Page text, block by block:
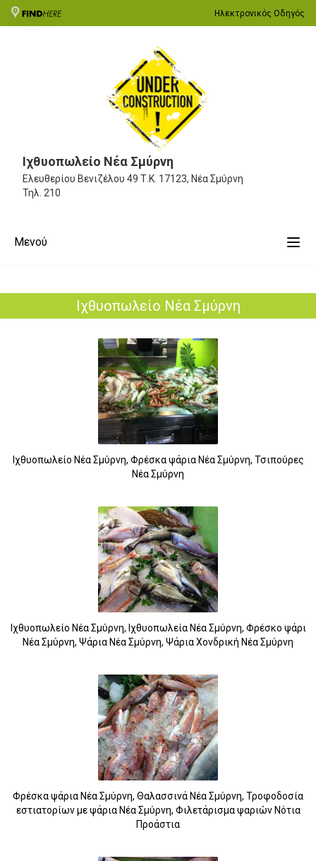
Ηλεκτρονικός Οδηγός
Ιχθυοπωλείο Νέα Σμύρνη
Ελευθερίου Βενιζέλου 49 Τ.Κ. 17123, Νέα Σμύρνη
Τηλ. 210
Μενού
Ιχθυοπωλείο Νέα Σμύρνη
Ιχθυοπωλείο Νέα Σμύρνη, Φρέσκα ψάρια Νέα Σμύρνη, Τσιπούρες
Νέα Σμύρνη
Ιχθυοπωλείο Νέα Σμύρνη, Ιχθυοπωλεία Νέα Σμύρνη, Φρέσκο ψάρι
Νέα Σμύρνη, Ψάρια Νέα Σμύρνη, Ψάρια Χονδρική Νέα Σμύρνη
Φρέσκα ψάρια Νέα Σμύρνη, Θαλασσινά Νέα Σμύρνη, Τροφοδοσία
εστιατορίων με ψάρια Νέα Σμύρνη, Φιλετάρισμα ψαριών Νότια
Προάστια